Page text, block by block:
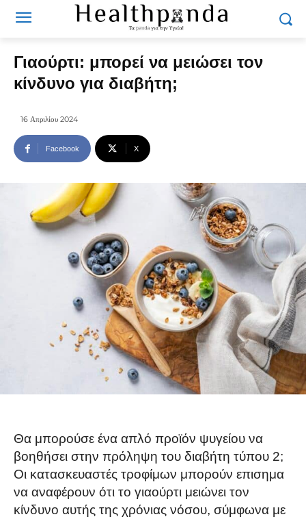
Γιαούρτι: μπορεί να μειώσει τον
κίνδυνο για διαβήτη;
16 Απριλίου 2024
Facebook X
Θα μπορούσε ένα απλό προϊόν ψυγείου να
βοηθήσει στην πρόληψη του διαβήτη τύπου 2;
Οι κατασκευαστές τροφίμων μπορούν επισημα
να αναφέρουν ότι το γιαούρτι μειώνει τον
κίνδυνο αυτής της χρόνιας νόσου, σύμφωνα με